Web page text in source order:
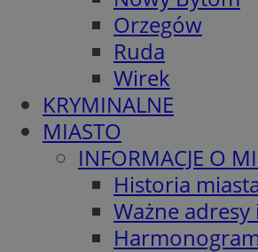
Orzegów
Ruda
Wirek
KRYMINALNE
MIASTO
INFORMACJE O
Historia
Ważne